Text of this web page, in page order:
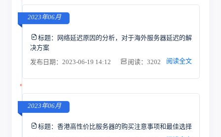
2023年06月
标题： 网络延迟原因的分析，对于海外服务器延迟的解
决方案
发布日期：2023-06-19 14:12
阅读：3202 阅读全文
2023年06月
标题： 香港高性价比服务器的购买注意事项和最佳选择